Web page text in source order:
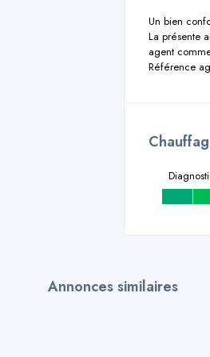
Un bien
La présente
agent
Référence
Annonces similaires